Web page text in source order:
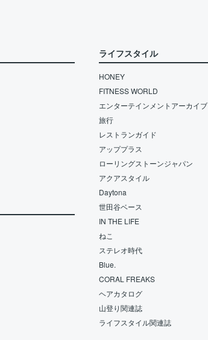
ライフスタイル
HONEY
FITNESS WORLD
エンターテインメントアーカイブ
旅行
レストランガイド
アッププラス
ローリングストーンジャパン
アクアスタイル
Daytona
世田谷ベース
IN THE LIFE
ねこ
ステレオ時代
Blue.
CORAL FREAKS
ヘアカタログ
山登り関連誌
ライフスタイル関連誌